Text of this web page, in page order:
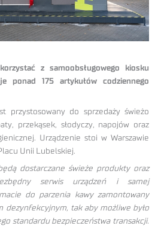
z samoobsługowego kiosku
ponad 175 artykułów codziennego
przystosowany do sprzedaży świeżo
przekąsek, słodyczy, napojów oraz
Urządzenie stoi w Warszawie
Unii Lubelskiej.
dostarczane świeże produkty oraz
serwis urządzeń i samej
do parzenia kawy zamontowany
dezynfekcyjnym, tak aby możliwe było
standardu bezpieczeństwa transakcji.